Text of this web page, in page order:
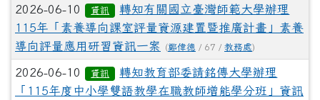
2026-06-10 資訊
轉知有關國立臺灣師範大學辦理
115年「素養導向課室評量資源建置暨推廣計畫」素養
導向評量應用研習資訊一案
(鄭偉德 / 67 / 教務處)
2026-06-10 資訊
轉知教育部委請銘傳大學辦理
「115年度中小學雙語教學在職教師增能學分班」資訊